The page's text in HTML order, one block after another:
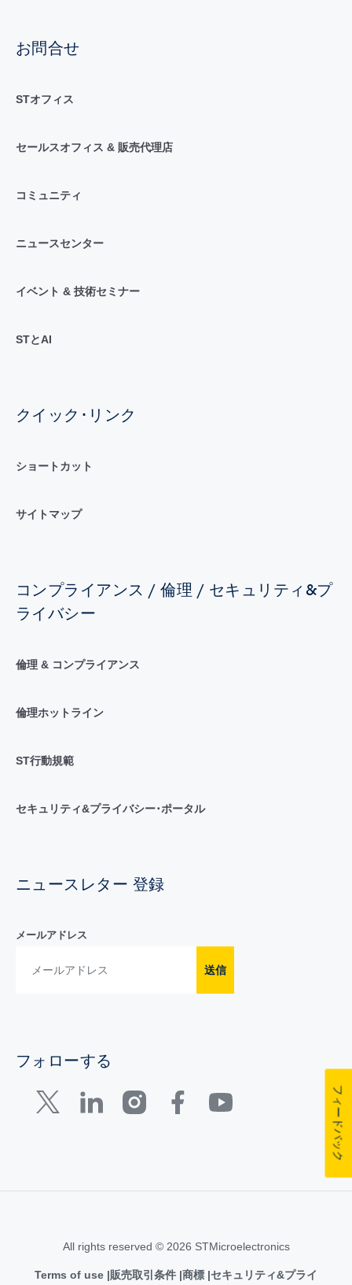
お問合せ
STオフィス
セールスオフィス & 販売代理店
コミュニティ
ニュースセンター
イベント & 技術セミナー
STとAI
クイック･リンク
ショートカット
サイトマップ
コンプライアンス / 倫理 / セキュリティ&プ
ライバシー
倫理 & コンプライアンス
倫理ホットライン
ST行動規範
セキュリティ&プライバシー･ポータル
ニュースレター 登録
メールアドレス
送信
フォローする
All rights reserved © 2026 STMicroelectronics
Terms of use 販売取引条件 商標 セキュリティ&プライ
フィードバック